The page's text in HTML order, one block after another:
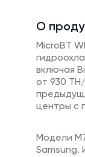
О
MicroBT
включая
от 930
центры с
Модели
Samsung.